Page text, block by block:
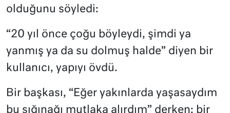
olduğunu söyledi:
“20 yıl önce çoğu böyleydi, şimdi ya
yanmış ya da su dolmuş halde” diyen bir
kullanıcı, yapıyı övdü.
Bir başkası, “Eğer yakınlarda yaşasaydım
bu sığınağı mutlaka alırdım” derken; bir